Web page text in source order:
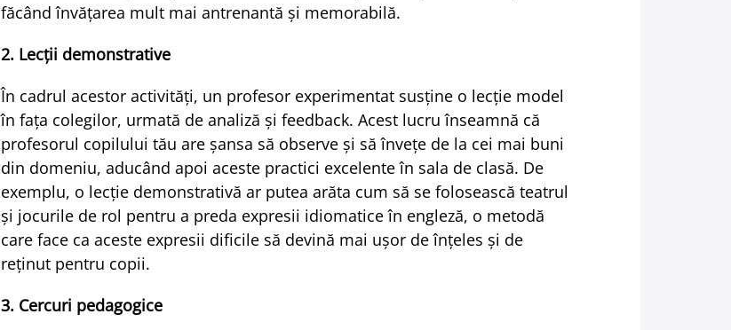
făcând învățarea mult mai antrenantă și memorabilă.
2. Lecții demonstrative
În cadrul acestor activități, un profesor experimentat susține o lecție model
în fața colegilor, urmată de analiză și feedback. Acest lucru înseamnă că
profesorul copilului tău are șansa să observe și să învețe de la cei mai buni
din domeniu, aducând apoi aceste practici excelente în sala de clasă. De
exemplu, o lecție demonstrativă ar putea arăta cum să se folosească teatrul
și jocurile de rol pentru a preda expresii idiomatice în engleză, o metodă
care face ca aceste expresii dificile să devină mai ușor de înțeles și de
reținut pentru copii.
3. Cercuri pedagogice